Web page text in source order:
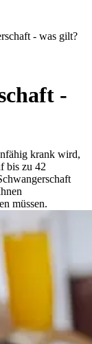
- was gilt?
-
krank wird,
bis zu 42
müssen.